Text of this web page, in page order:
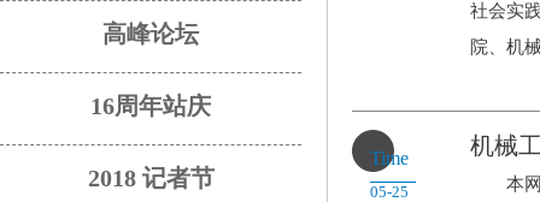
高峰论坛
16周年站庆
2018 记者节
社会实
院、机
Time
05-25
机械
本网